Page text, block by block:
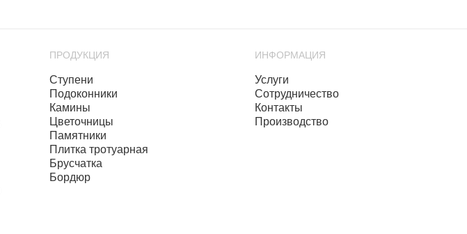
ПРОДУКЦИЯ
Ступени
Подоконники
Камины
Цветочницы
Памятники
Плитка тротуарная
Брусчатка
Бордюр
ИНФОРМАЦИЯ
Услуги
Сотрудничество
Контакты
Производство